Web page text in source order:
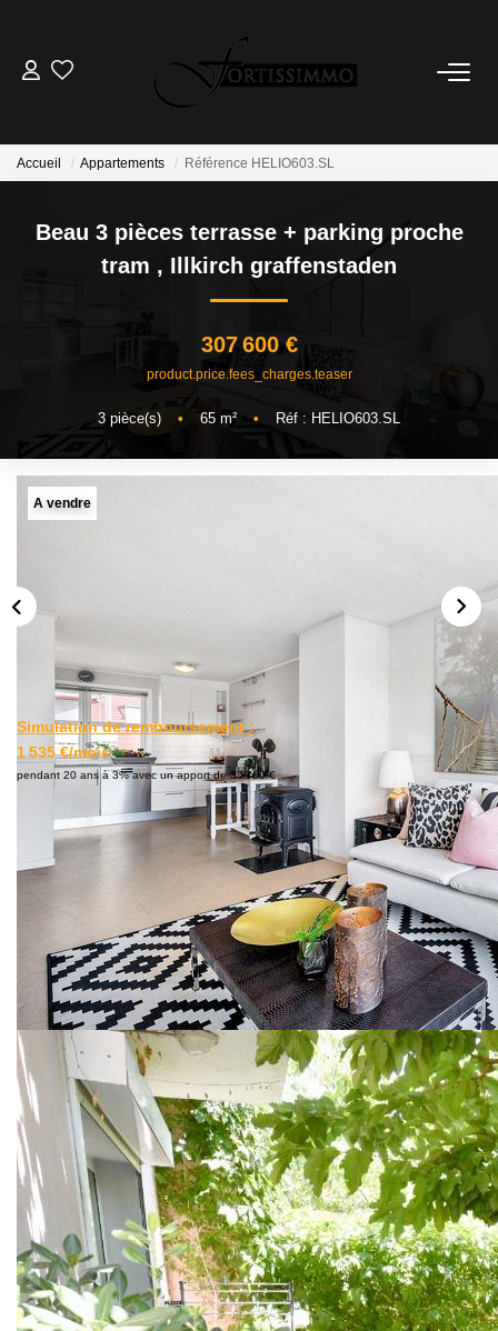
Tous Nos Biens
Neuf
GESTION
Nos Actualités
Contact
EXTRANET GESTION
Accueil Appartements Référence HELIO603.SL
Beau 3 pièces terrasse + parking proche
tram , Illkirch graffenstaden
307 600 €
product.price.fees_charges.teaser
3 pièce(s) • 65 m² • Réf : HELIO603.SL
A vendre
Simulation de remboursement :
1 535 €/mois
pendant 20 ans à 3% avec un apport de 30 760 €
Description
Réf : HELIO603.SL
ILLKIRCH LE LONG DU CANAL- ENVIRONNEMENT
CALME ET RECHERCHE
A 25 MINUTES DE STRASBOURG EN TRAM LIGNE A
OU E, proche arrêt Lixenbuhl
UNE RESIDENCE EN RESPECT AVEC LA NATURE :
18% d'emprise construite contre 82% d'espace vert
LES ATOUTS
- 280 panneaux photovoltaïques en toiture
- Facilité de stationnement -
- accès autoroute/bus et tram en moins de 5 minutes
- Appartement orientés avec une belle vue sur le verger ou
promenade du quartier.